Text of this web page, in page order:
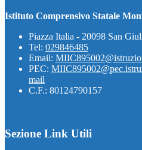
Istituto Comprensivo Statale
Piazza Italia - 20098 San
Tel: 029846485
Email:
PEC:
mail
C.F.: 80124790157
Sezione Link Utili